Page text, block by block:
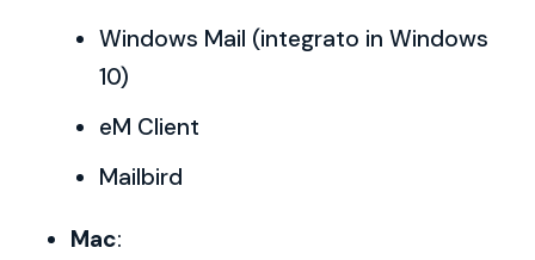
Windows Mail (integrato in Windows
10)
eM Client
Mailbird
Mac: